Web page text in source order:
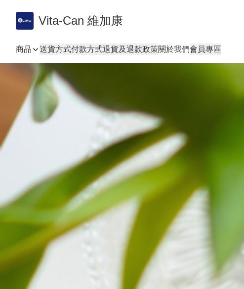
Vita-Can 維加康
商品 送貨方式付款方式退貨及退款政策關於我們會員專區